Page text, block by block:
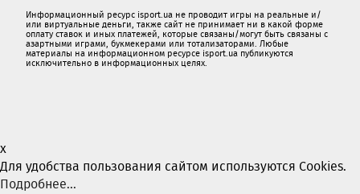
Информационный ресурс isport.ua не проводит игры на реальные и/
или виртуальные деньги, также сайт не принимает ни в какой форме
oплaту ставок и иных платежей, которые связаны/могут быть связаны c
азартными игрaми, букмекерами или тотализаторами. Любые
материалы на информационном ресурсе isport.ua публикуютcя
исключительно в информационных целях.
x
Для удобства пользования сайтом используются Cookies.
Подробнее...